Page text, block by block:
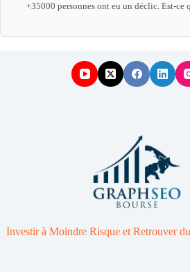
+35000 personnes ont eu un déclic. Est-ce
Investir à Moindre Risque et Retrouver